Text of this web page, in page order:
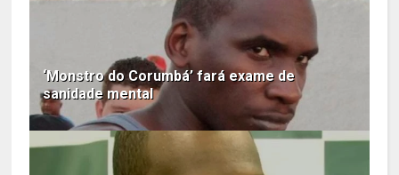
‘Monstro do Corumbá’ fará exame de
sanidade mental